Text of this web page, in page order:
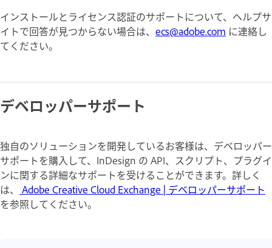
インストールとライセンス認証のサポートについて、ヘルプサ
イトで回答が見つからない場合は、 ecs@adobe.com に連絡し
てください。
デベロッパーサポート
独自のソリューションを開発しているお客様は、デベロッパー
サポートを購入して、InDesign の API、スクリプト、プラグイ
ンに関する詳細なサポートを受けることができます。詳しく
は、
Adobe Creative Cloud Exchange | デベロッパーサポート
を参照してください。